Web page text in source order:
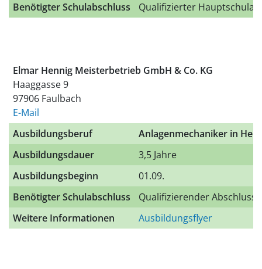
Benötigter Schulabschluss
Qualifizierter
Elmar Hennig Meisterbetrieb GmbH & Co. KG
Haaggasse 9
97906 Faulbach
E-Mail
Ausbildungsberuf
Anlagenmechaniker in
Ausbildungsdauer
3,5 Jahre
Ausbildungsbeginn
01.09.
Benötigter Schulabschluss
Qualifizierender Abschluss
Weitere Informationen
Ausbildungsflyer